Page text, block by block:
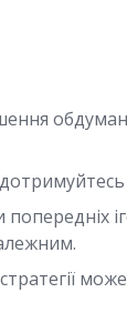
попередніх